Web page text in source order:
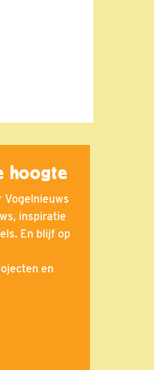
hoogte
Vogelnieuws
inspiratie
En blijf op
en